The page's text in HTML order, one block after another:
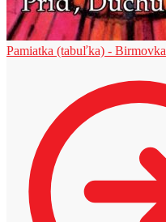
Pamiatka (tabuľka) - Birmovka